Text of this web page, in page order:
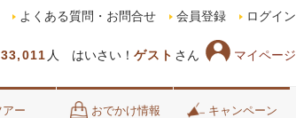
人 はいさい！ ゲスト さん マイページ
よくある質問・お問合せ 会員登録 ログイン
アー おでかけ情報 キャンペーン